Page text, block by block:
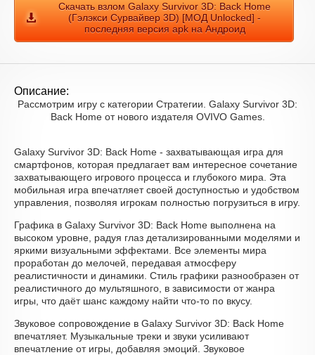
Скачать взлом Galaxy Survivor 3D: Back Home
(Гэлэкси Сурвайвер 3D) [МОД Unlocked] -
последняя версия apk на Андроид
Описание:
Рассмотрим игру с категории Стратегии. Galaxy Survivor 3D:
Back Home от нового издателя OVIVO Games.
Galaxy Survivor 3D: Back Home - захватывающая игра для
смартфонов, которая предлагает вам интересное сочетание
захватывающего игрового процесса и глубокого мира. Эта
мобильная игра впечатляет своей доступностью и удобством
управления, позволяя игрокам полностью погрузиться в игру.
Графика в Galaxy Survivor 3D: Back Home выполнена на
высоком уровне, радуя глаз детализированными моделями и
яркими визуальными эффектами. Все элементы мира
проработан до мелочей, передавая атмосферу
реалистичности и динамики. Стиль графики разнообразен от
реалистичного до мультяшного, в зависимости от жанра
игры, что даёт шанс каждому найти что-то по вкусу.
Звуковое сопровождение в Galaxy Survivor 3D: Back Home
впечатляет. Музыкальные треки и звуки усиливают
впечатление от игры, добавляя эмоций. Звуковое